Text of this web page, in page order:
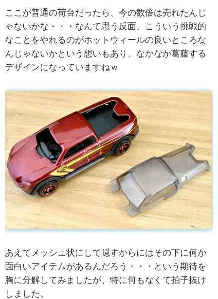
ここが普通の荷台だったら、今の数倍は売れたんじ
ゃないかな・・・なんて思う反面、こういう挑戦的
なことをやれるのがホットウィールの良いところな
んじゃないかという想いもあり、なかなか葛藤する
デザインになっていますねｗ
あえてメッシュ状にして隠すからにはその下に何か
面白いアイテムがあるんだろう・・・という期待を
胸に分解してみましたが、特に何もなくて拍子抜け
しました。